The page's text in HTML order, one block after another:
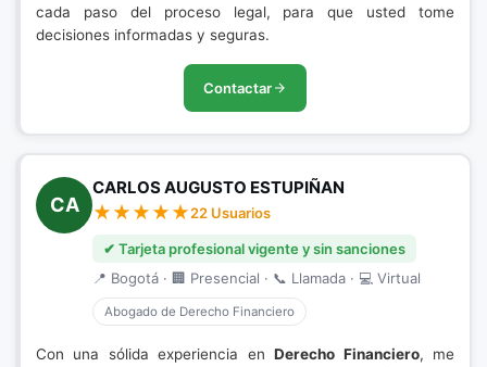
cada paso del proceso legal, para que usted tome
decisiones informadas y seguras.
Contactar
CA
CARLOS AUGUSTO ESTUPIÑAN
22 Usuarios
✔ Tarjeta profesional vigente y sin sanciones
📍 Bogotá · 🏢 Presencial · 📞 Llamada · 💻 Virtual
Abogado de Derecho Financiero
Con una sólida experiencia enDerecho Financiero, me